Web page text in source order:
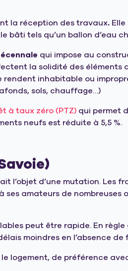
la réception des travaux.
bâti tels qu’un ballon d’eau
qui impose au
la solidité des éléments
inhabitable ou
sols, chauffage…)
à taux zéro (PTZ) qui permet
neufs est réduite à 5,5 %.
l’objet d’une mutation. Les
ses amateurs de
peut être rapide. En
moindres en l’absence
de préférence